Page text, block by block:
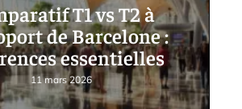
T1 vs T2 à
de Barcelone :
essentielles
11 mars 2026